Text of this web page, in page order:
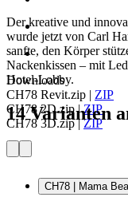
Downloads
CH78 Revit.zip | ZIP
CH78 2D.zip|ZIP
CH78 3D.zip|ZIP
Der kreative und
wurde jetzt von Carl
sanfte, den Körper
Nackenkissen – mit
Hotel-Lobby.
14 Varianten
CH78 | Mama